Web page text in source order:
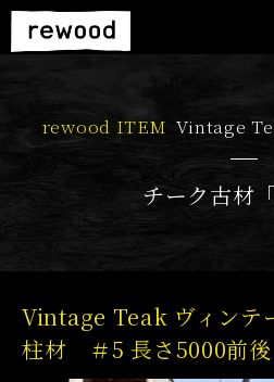
rewood ITEM Vintage
チーク古材
Vintage Teak ヴィンテ
柱材 ＃5 長さ5000前後